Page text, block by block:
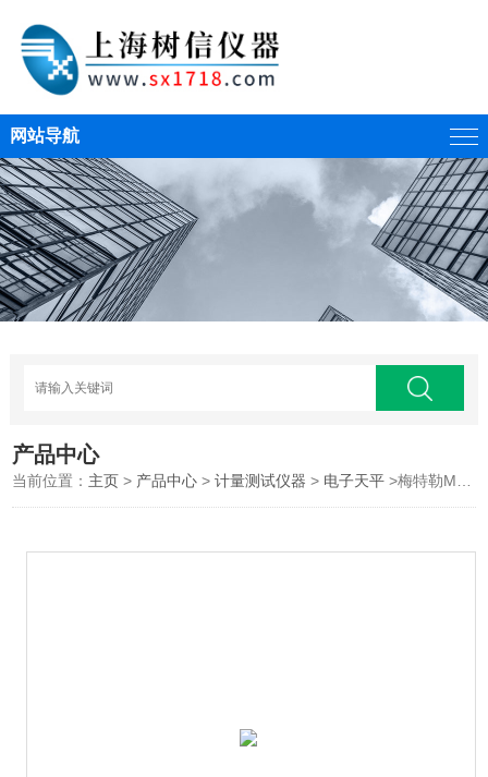
网站导航
产品中心
当前位置： 主页 > 产品中心 >计量测试仪器 > 电子天平 >梅特勒MS4002S电子天平